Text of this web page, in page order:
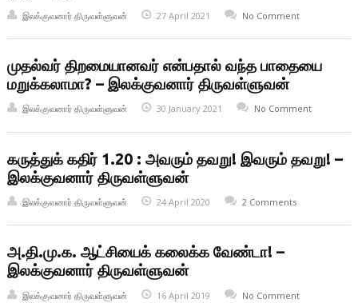
இலக்குவனார் திருவள்ளுவன் 27 April 2021 No Comment
முதல்வர் திறமையானவர் என்பதால் வந்த பாதையை
மறுக்கலாமா? – இலக்குவனார் திருவள்ளுவன்
இலக்குவனார் திருவள்ளுவன் 30 January 2021 No Comment
கருத்துக் கதிர் 1.20 : அவரும் தவறு! இவரும் தவறு! –
இலக்குவனார் திருவள்ளுவன்
இலக்குவனார் திருவள்ளுவன் 24 April 2020 2 Comments
அ.தி.மு.க. ஆட்சியைக் கலைக்க வேண்டா! –
இலக்குவனார் திருவள்ளுவன்
இலக்குவனார் திருவள்ளுவன் 16 April 2019 No Comment